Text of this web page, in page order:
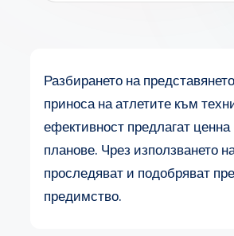
Разбирането на
приноса на атлетите към
ефективност предлагат
планове. Чрез използването
проследяват и подобряват
предимство.